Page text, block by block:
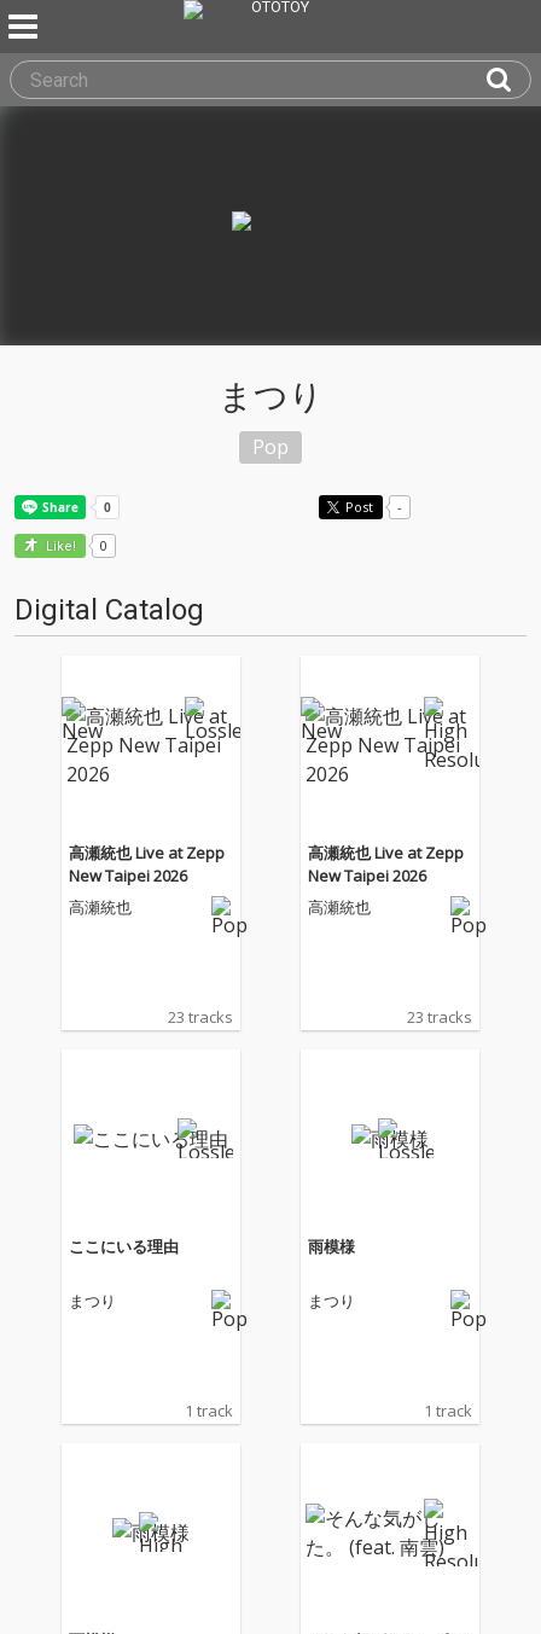
まつり
Pop
Post -
Like! 0
Digital Catalog
高瀬統也 Live at Zepp
New Taipei 2026
高瀬統也
23 tracks
高瀬統也 Live at Zepp
New Taipei 2026
高瀬統也
23 tracks
ここにいる理由
まつり
1 track
雨模様
まつり
1 track